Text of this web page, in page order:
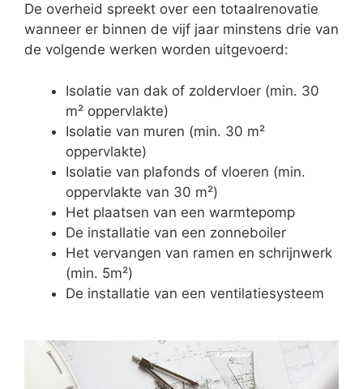
De overheid spreekt over een totaalrenovatie
wanneer er binnen de vijf jaar minstens drie van
de volgende werken worden uitgevoerd:
Isolatie van dak of zoldervloer (min. 30
m² oppervlakte)
Isolatie van muren (min. 30 m²
oppervlakte)
Isolatie van plafonds of vloeren (min.
oppervlakte van 30 m²)
Het plaatsen van een warmtepomp
De installatie van een zonneboiler
Het vervangen van ramen en schrijnwerk
(min. 5m²)
De installatie van een ventilatiesysteem